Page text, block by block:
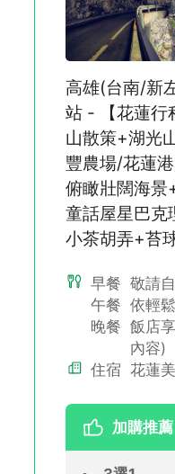
高雄(台南/新
站 - 【花蓮行
山散策+湖光
豐農場/花蓮
俯瞰壯闊海景
童話屋星巴克
小茶胡弄+苔
早餐 敬請
午餐 依輕
晚餐 飯店
內容)
住宿 花蓮
加購推薦
不再提醒